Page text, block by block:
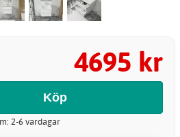
4695 kr
2-6 vardagar